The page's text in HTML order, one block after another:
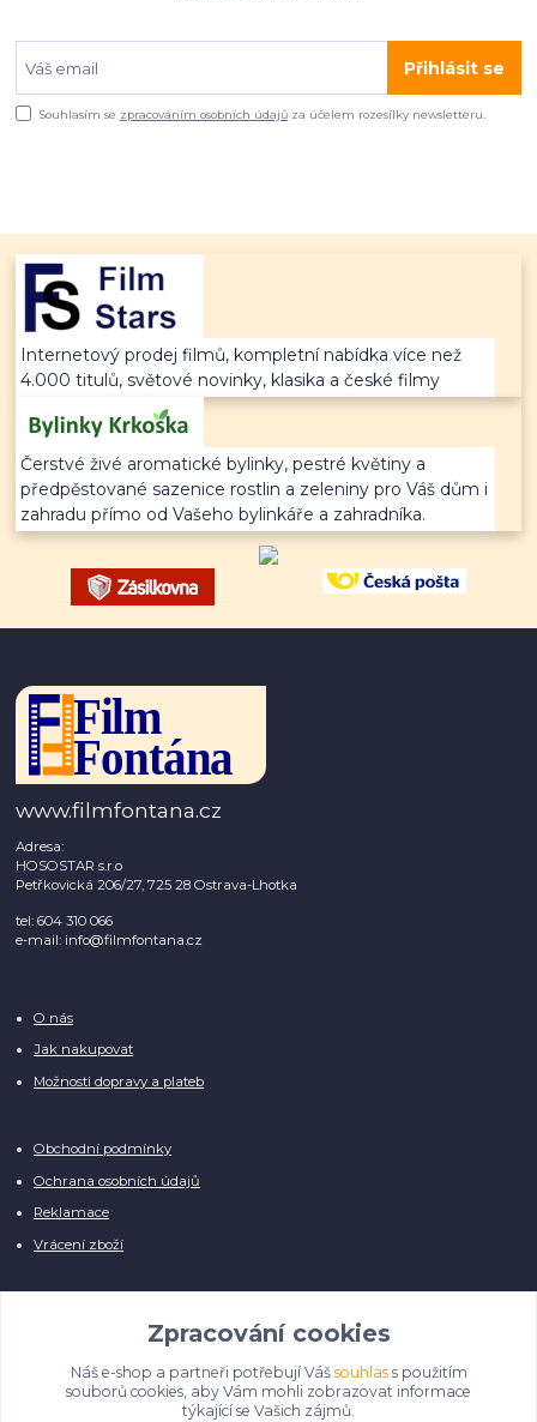
Přihlásit se
Souhlasím se zpracováním osobních údajů za účelem rozesílky newsletteru.
Internetový prodej filmů, kompletní nabídka více než
4.000 titulů, světové novinky, klasika a české filmy
Čerstvé živé aromatické bylinky, pestré květiny a
předpěstované sazenice rostlin a zeleniny pro Váš dům i
zahradu přímo od Vašeho bylinkáře a zahradníka.
www.filmfontana.cz
Adresa:
HOSOSTAR s.r.o
Petřkovická 206/27, 725 28 Ostrava-Lhotka
tel: 604 310 066
e-mail: info@filmfontana.cz
O nás
Jak nakupovat
Možnosti dopravy a plateb
Obchodní podmínky
Ochrana osobních údajů
Reklamace
Vrácení zboží
Manuálně pro Vás kontrolujeme každý produkt, přesto se může stát, že u
několika z nich je vyobrazen pouze obrázek informativního charakteru.
Omlouváme se, na úpravě databáze pilně pracujeme.
Zpracování cookies
Náš e-shop a partneři potřebují Váš souhlass použitím
souborů cookies, aby Vám mohli zobrazovat informace
týkající se Vašich zájmů.